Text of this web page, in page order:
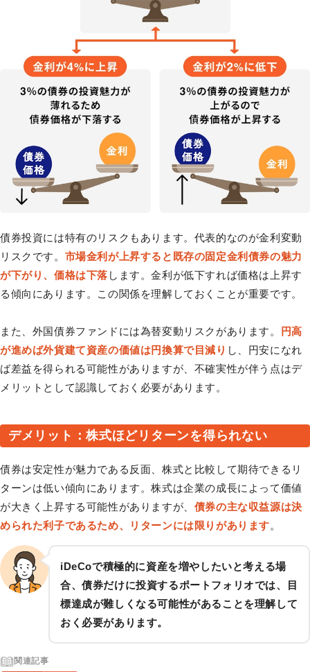
債券投資には特有のリスクもあります。代表的なのが金利変動
リスクです。 市場金利が上昇すると既存の固定金利債券の魅力
が下がり、価格は下落 します。金利が低下すれば価格は上昇す
る傾向にあります。この関係を理解しておくことが重要です。
また、外国債券ファンドには為替変動リスクがあります。
円高
が進めば外貨建て資産の価値は円換算で目減り し、円安になれ
ば差益を得られる可能性がありますが、不確実性が伴う点はデ
メリットとして認識しておく必要があります。
デメリット：株式ほどリターンを得られない
債券は安定性が魅力である反面、株式と比較して期待できるリ
ターンは低い傾向にあります。株式は企業の成長によって価値
が大きく上昇する可能性がありますが、 債券の主な収益源は決
められた利子であるため、リターンには限りがあります。
iDeCoで積極的に資産を増やしたいと考える場
合、債券だけに投資するポートフォリオでは、目
標達成が難しくなる可能性があることを理解して
おく必要があります。
関連記事